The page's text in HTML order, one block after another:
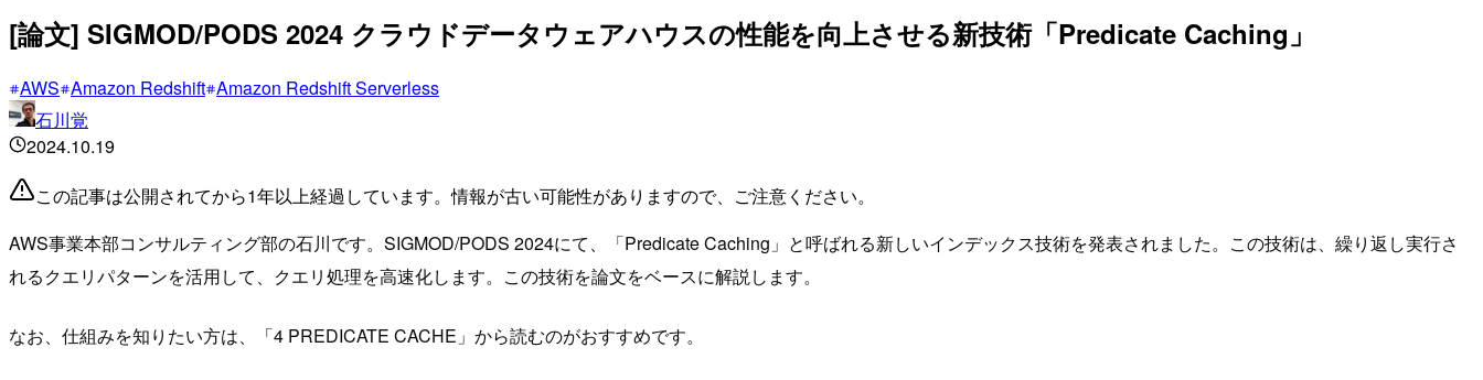
[論文] SIGMOD/PODS 2024 クラウドデータウェアハウスの性能を向上させる新技術「Predicate Caching」
AWS Amazon Redshift Amazon Redshift Serverless
石川覚
2024.10.19
この記事は公開されてから1年以上経過しています。情報が古い可能性がありますので、ご注意ください。
AWS事業本部コンサルティング部の石川です。SIGMOD/PODS 2024にて、「Predicate Caching」と呼ばれる新しいインデックス技術を発表されました。この技術は、繰り返し実行さ
れるクエリパターンを活用して、クエリ処理を高速化します。この技術を論文をベースに解説します。
なお、仕組みを知りたい方は、「4 PREDICATE CACHE」から読むのがおすすめです。